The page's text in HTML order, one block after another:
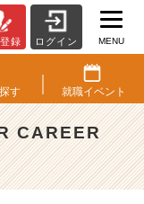
録 ログイン MENU
探す 就職イベント
CAREER